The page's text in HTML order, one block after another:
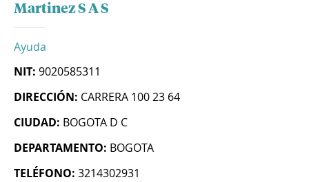
Martinez S A S
Ayuda
NIT: 9020585311
DIRECCIÓN: CARRERA 100 23 64
CIUDAD: BOGOTA D C
DEPARTAMENTO: BOGOTA
TELÉFONO: 3214302931